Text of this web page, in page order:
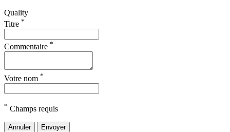
Quality
Titre *
Commentaire *
Votre nom *
* Champs requis
Annuler Envoyer